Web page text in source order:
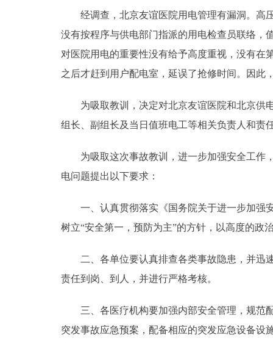
中介服务
政民互动
参与调查
走进北京
绿色北京
经调查，北京友谊医院用电管理有漏洞。高压
没有按程序与供电部门指派的用电检查员联络，
对医院用电的重要性没有给予高度重视，没有在
之后才赶到用户配电室，延误了抢修时间。因此
为吸取教训，决定对北京友谊医院和北京供电
组长、副组长及当日值班电工等相关负责人和责
为吸取这次事故教训，进一步加强安全工作，
电问题提出以下要求：
一、认真贯彻落实《国务院关于进一步加强安
树立“安全第一，预防为主”的方针，以高度的政
二、各单位要认真排查各类事故隐患，并迅速
责任到岗、到人，并进行严格考核。
三、各医疗机构要加强内部安全管理，规范配
突发事故应急预案，配备相应的突发应急设备设